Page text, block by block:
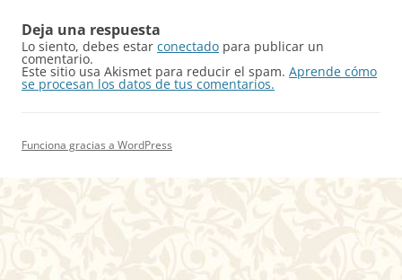
Deja una respuesta
Lo siento, debes estar conectado para publicar un
comentario.
Este sitio usa Akismet para reducir el spam. Aprende cómo
se procesan los datos de tus comentarios.
Funciona gracias a WordPress